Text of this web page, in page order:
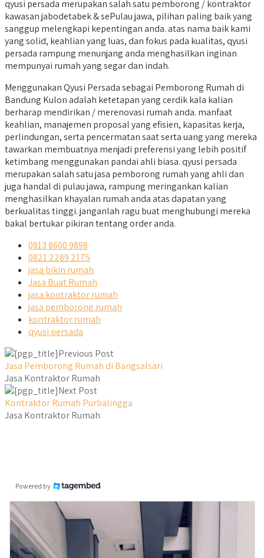
qyusi persada merupakan salah satu pemborong / kontraktor
kawasan jabodetabek & sePulau jawa, pilihan paling baik yang
sanggup melengkapi kepentingan anda. atas nama baik kami
yang solid, keahlian yang luas, dan fokus pada kualitas, qyusi
persada rampung menunjang anda menghasilkan inginan
mempunyai rumah yang segar dan indah.
Menggunakan Qyusi Persada sebagai Pemborong Rumah di
Bandung Kulon adalah ketetapan yang cerdik kala kalian
berharap mendirikan / merenovasi rumah anda. manfaat
keahlian, manajemen proposal yang efisien, kapasitas kerja,
perlindungan, serta pencermatan saat serta uang yang mereka
tawarkan membuatnya menjadi preferensi yang lebih positif
ketimbang menggunakan pandai ahli biasa. qyusi persada
merupakan salah satu jasa pemborong rumah yang ahli dan
juga handal di pulau jawa, rampung meringankan kalian
menghasilkan khayalan rumah anda atas dapatan yang
berkualitas tinggi. janganlah ragu buat menghubungi mereka
bakal bertukar pikiran tentang order anda.
0813 8600 9898
0821 2289 2175
jasa bikin rumah
Jasa Buat Rumah
jasa kontraktor rumah
jasa pemborong rumah
kontraktor rumah
qyusi persada
Previous Post
Jasa Pemborong Rumah di Bangsalsari
Jasa Kontraktor Rumah
Next Post
Kontraktor Rumah Purbalingga
Jasa Kontraktor Rumah
Powered by